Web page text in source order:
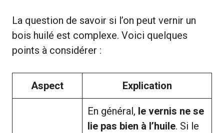
La question de savoir si l’on peut vernir un
bois huilé est complexe. Voici quelques
points à considérer :
Aspect Explication
En général, le vernis ne se
lie pas bien à l’huile. Si le